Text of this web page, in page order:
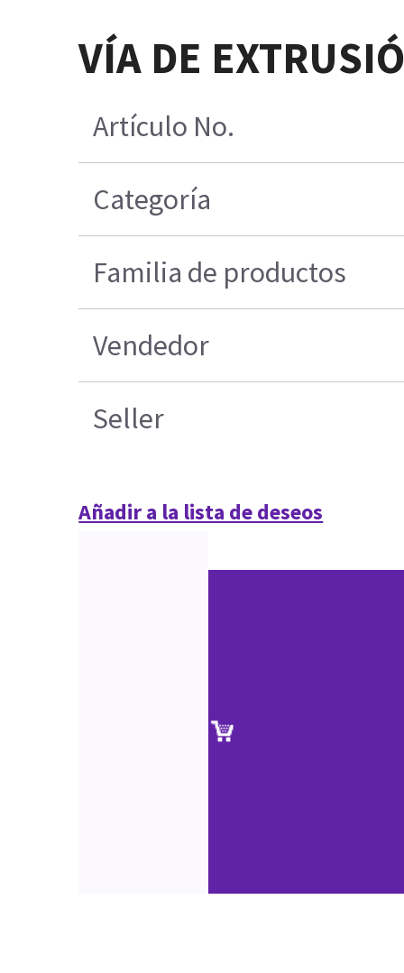
VÍA DE
Artículo No.
Categoría
Familia de productos
Vendedor
Seller
Añadir a la lista de deseos